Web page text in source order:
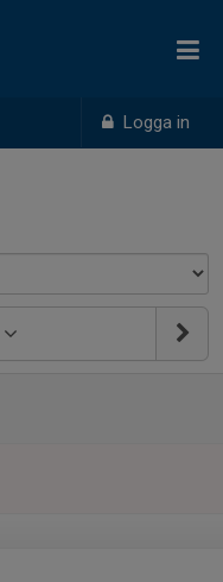
Logga in